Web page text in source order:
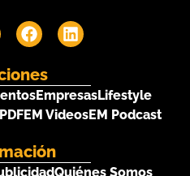
EmpresasLifestyle
EM VideosEM Podcast
Quiénes Somos